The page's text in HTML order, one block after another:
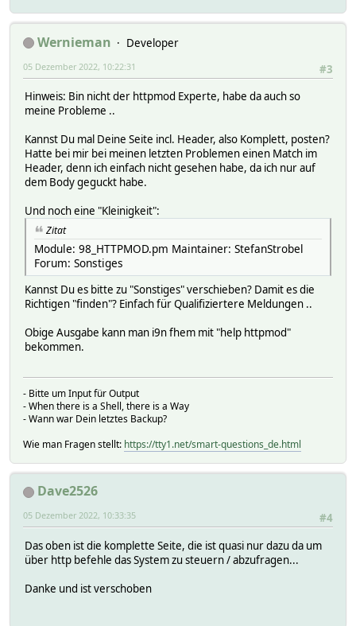
set01URL http://172.18.0.30:7999/0/detection/start
set02Name Aus
set02URL http://172.18.0.30:7999/0/detection/pause
showMatched 1
Wernieman
Developer
#3
05 Dezember 2022, 10:22:31
Hinweis: Bin nicht der httpmod Experte, habe da auch so
meine Probleme ..
Kannst Du mal Deine Seite incl. Header, also Komplett, posten?
Hatte bei mir bei meinen letzten Problemen einen Match im
Header, denn ich einfach nicht gesehen habe, da ich nur auf
dem Body geguckt habe.
Und noch eine "Kleinigkeit":
Zitat
Module: 98_HTTPMOD.pm Maintainer: StefanStrobel
Forum: Sonstiges
Kannst Du es bitte zu "Sonstiges" verschieben? Damit es die
Richtigen "finden"? Einfach für Qualifiziertere Meldungen ..
Obige Ausgabe kann man i9n fhem mit "help httpmod"
bekommen.
- Bitte um Input für Output
- When there is a Shell, there is a Way
- Wann war Dein letztes Backup?
Wie man Fragen stellt: https://tty1.net/smart-questions_de.html
Dave2526
#4
05 Dezember 2022, 10:33:35
Das oben ist die komplette Seite, die ist quasi nur dazu da um
über http befehle das System zu steuern / abzufragen...
Danke und ist verschoben